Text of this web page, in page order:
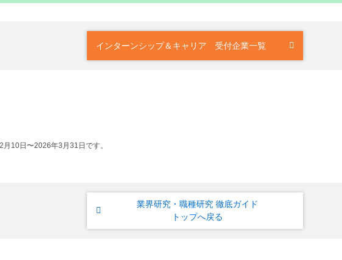
インターンシップ＆キャリア 受付企業一覧
10日〜2026年3月31日です。
業界研究・職種研究 徹底ガイド
トップへ戻る